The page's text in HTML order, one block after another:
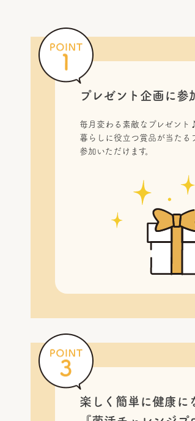
プレゼント企画に参
毎月変わる素敵なプレゼント
暮らしに役立つ賞品が当たる
参加いただけます。
楽しく簡単に健康に